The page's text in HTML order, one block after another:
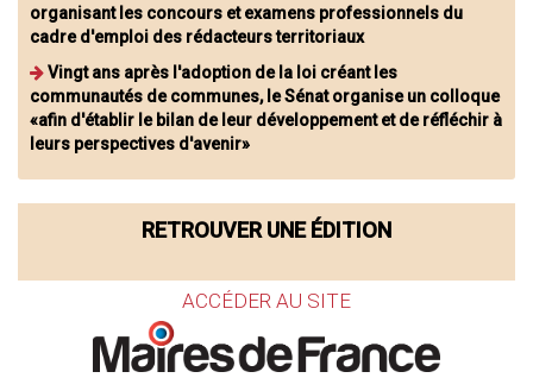
organisant les concours et examens professionnels du
cadre d'emploi des rédacteurs territoriaux
Vingt ans après l'adoption de la loi créant les
communautés de communes, le Sénat organise un colloque
«afin d'établir le bilan de leur développement et de réfléchir à
leurs perspectives d'avenir»
RETROUVER UNE ÉDITION
ACCÉDER AU SITE